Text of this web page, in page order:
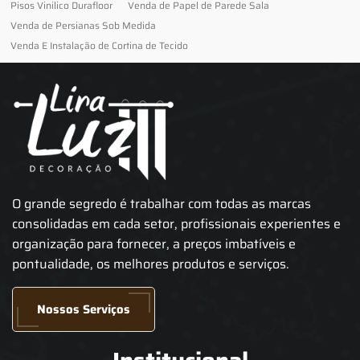
Pisos Vinilico Durafloor
Venda de Papel de Parede Sala
Venda de Persianas Sob Medida
Venda E Instalação de Cortina de Tecido
O grande segredo é trabalhar com todas as marcas
consolidadas em cada setor, profissionais experientes e
organização para fornecer, a preços imbatíveis e
pontualidade, os melhores produtos e serviços.
Nossos Serviços